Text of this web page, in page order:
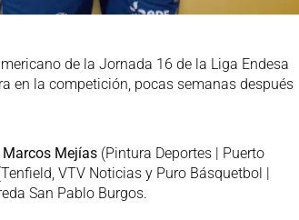
de la Jornada 16 de la Liga Endesa
en la competición, pocas semanas después
Marcos Mejías (Pintura Deportes | Puerto
VTV Noticias y Puro Básquetbol |
San Pablo Burgos.